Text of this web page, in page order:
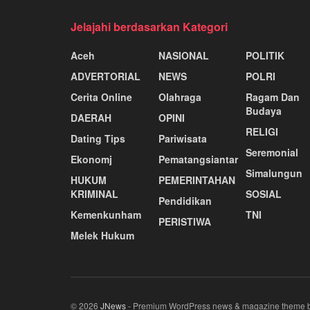
Jelajahi berdasarkan Kategori
Aceh
ADVERTORIAL
Cerita Online
DAERAH
Dating Tips
Ekonomj
HUKUM
KRIMINAL
Kemenkunham
Melek Hukum
NASIONAL
NEWS
Olahraga
OPINI
Pariwisata
Pematangsiantar
PEMERINTAHAN
Pendidikan
PERISTIWA
POLITIK
POLRI
Ragam Dan
Budaya
RELIGI
Seremonial
Simalungun
SOSIAL
TNI
© 2026 JNews- Premium WordPress news & magazine theme